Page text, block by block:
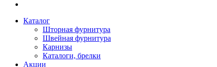
Каталог
Шторная фурнитура
Швейная фурнитура
Карнизы
Каталоги, брелки
Акции